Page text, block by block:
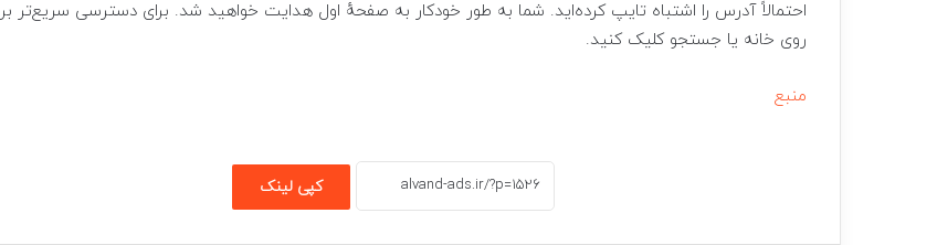
احتمالاً آدرس را اشتباه تایپ کرده‌اید. شما به طور خودکار به صفحهٔ اول هدایت خواهید شد. برای دسترسی سریع‌تر بر
روی خانه یا جستجو کلیک کنید.
منبع
کپی لینک